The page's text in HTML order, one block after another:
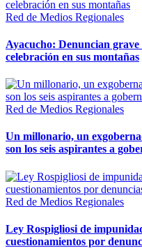
Red de Medios Regionales
Ayacucho: Denuncian
celebración en sus montañas
Red de Medios Regionales
Un millonario, un
son los seis aspirantes a
Red de Medios Regionales
Ley Rospigliosi de
cuestionamientos por